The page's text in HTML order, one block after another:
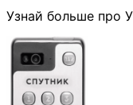
Узнай больше